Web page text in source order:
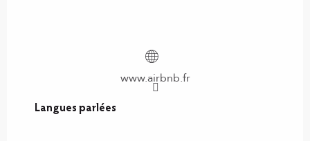
www.airbnb.fr
Langues parlées
Langues parlées